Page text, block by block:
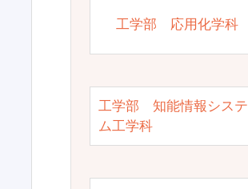
工学部 応用化学科
工学部 知能情報システ
ム工学科